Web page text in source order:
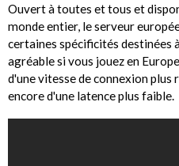
Ouvert à toutes et tous et
monde entier, le serveur
certaines spécificités destinées
agréable si vous jouez en
d'une vitesse de connexion plus
encore d'une latence plus faible.